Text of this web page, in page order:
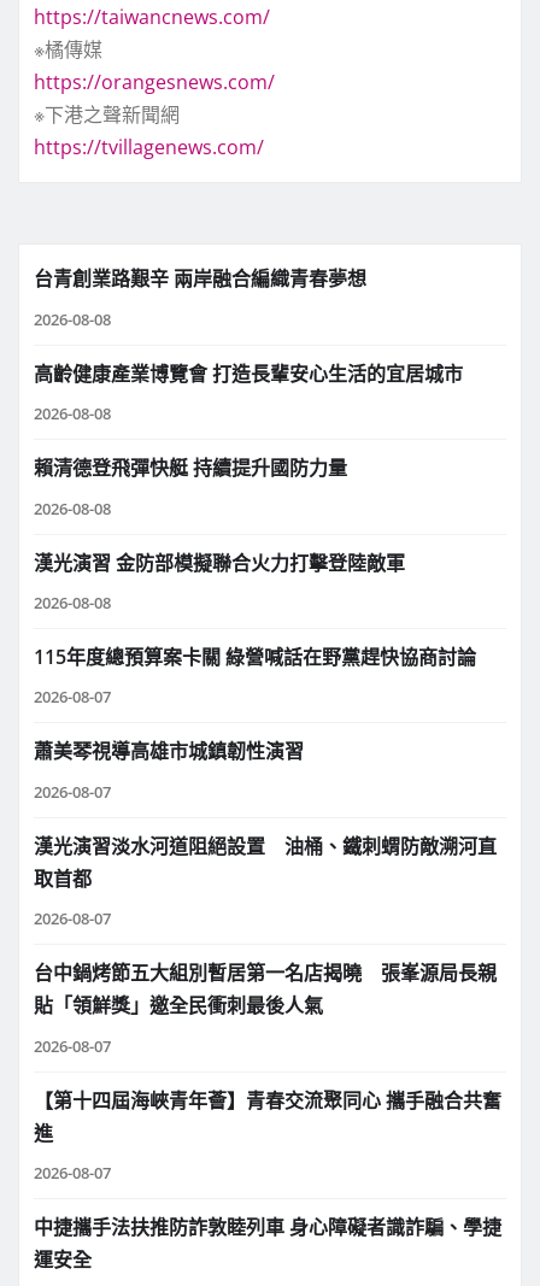
https://taiwancnews.com/
※橘傳媒
https://orangesnews.com/
※下港之聲新聞網
https://tvillagenews.com/
台青創業路艱辛 兩岸融合編織青春夢想
2026-08-08
高齡健康產業博覽會 打造長輩安心生活的宜居城市
2026-08-08
賴清德登飛彈快艇 持續提升國防力量
2026-08-08
漢光演習 金防部模擬聯合火力打擊登陸敵軍
2026-08-08
115年度總預算案卡關 綠營喊話在野黨趕快協商討論
2026-08-07
蕭美琴視導高雄市城鎮韌性演習
2026-08-07
漢光演習淡水河道阻絕設置 油桶、鐵刺蝟防敵溯河直
取首都
2026-08-07
台中鍋烤節五大組別暫居第一名店揭曉 張峯源局長親
貼「領鮮獎」邀全民衝刺最後人氣
2026-08-07
【第十四屆海峽青年薈】青春交流聚同心 攜手融合共奮
進
2026-08-07
中捷攜手法扶推防詐敦睦列車 身心障礙者識詐騙、學捷
運安全